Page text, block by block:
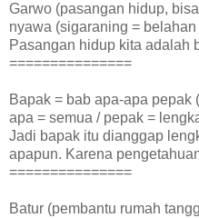
Garwo (pasangan hidup,
nyawa (sigaraning =
Pasangan hidup kita adalah
===============
Bapak = bab apa-apa pepak
apa = semua / pepak =
Jadi bapak itu dianggap
apapun. Karena
===============
Batur (pembantu rumah